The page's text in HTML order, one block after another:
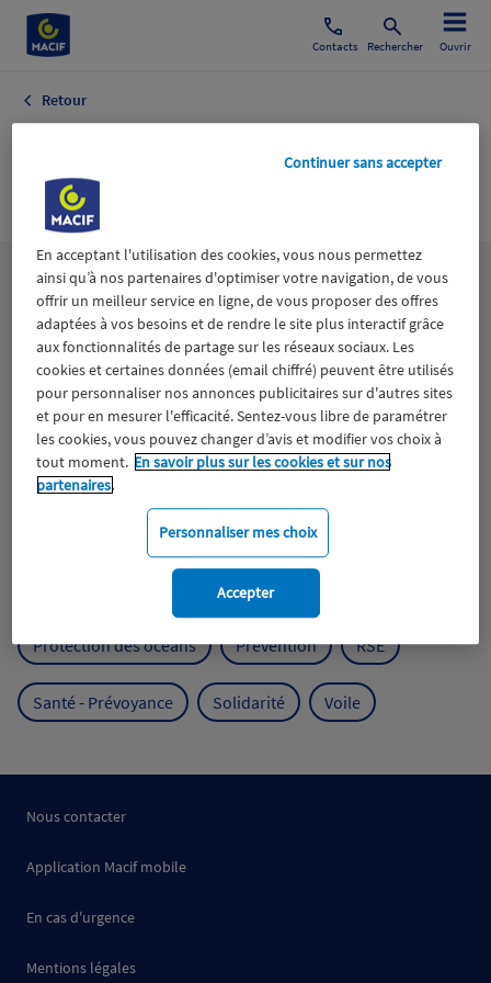
Contacts Rechercher Ouvrir
Retour
Reportages
Lesthématiques
Aidants Catastrophes naturelles Climat
Engagement Epargne ESS
Expérience clients Fondation Macif Jeunesse
Mutualisme
Protection de l'environnement
Protection des océans Prévention RSE
Santé - Prévoyance Solidarité Voile
Nous contacter
Application Macif mobile
En cas d'urgence
Mentions légales
En acceptant l'utilisation des cookies, vous nous permettez
ainsi qu’à nos partenaires d'optimiser votre navigation, de vous
offrir un meilleur service en ligne, de vous proposer des offres
adaptées à vos besoins et de rendre le site plus interactif grâce
aux fonctionnalités de partage sur les réseaux sociaux. Les
cookies et certaines données (email chiffré) peuvent être utilisés
pour personnaliser nos annonces publicitaires sur d'autres sites
et pour en mesurer l'efficacité. Sentez-vous libre de paramétrer
les cookies, vous pouvez changer d’avis et modifier vos choix à
tout moment. En savoir plus sur les cookies et sur nos
partenaires.
Personnaliser mes choix
Continuer sans accepter
Accepter